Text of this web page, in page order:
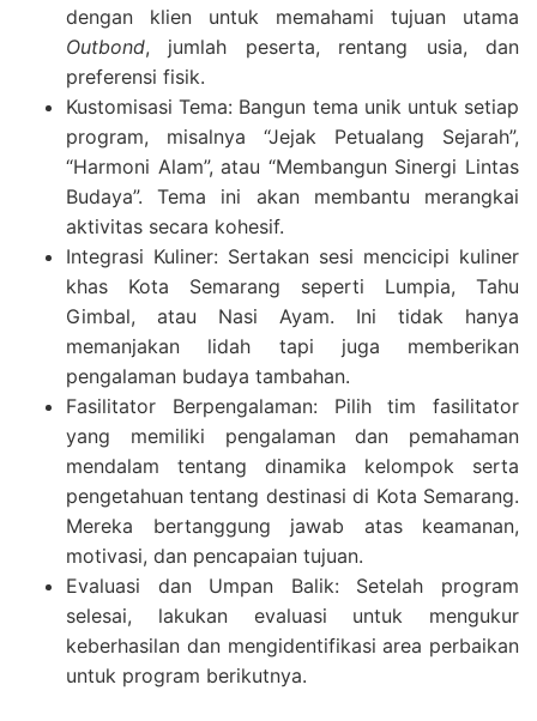
dengan klien untuk memahami tujuan utama
Outbond, jumlah peserta, rentang usia, dan
preferensi fisik.
Kustomisasi Tema: Bangun tema unik untuk setiap
program, misalnya “Jejak Petualang Sejarah”,
“Harmoni Alam”, atau “Membangun Sinergi Lintas
Budaya”. Tema ini akan membantu merangkai
aktivitas secara kohesif.
Integrasi Kuliner: Sertakan sesi mencicipi kuliner
khas Kota Semarang seperti Lumpia, Tahu
Gimbal, atau Nasi Ayam. Ini tidak hanya
memanjakan lidah tapi juga memberikan
pengalaman budaya tambahan.
Fasilitator Berpengalaman: Pilih tim fasilitator
yang memiliki pengalaman dan pemahaman
mendalam tentang dinamika kelompok serta
pengetahuan tentang destinasi di Kota Semarang.
Mereka bertanggung jawab atas keamanan,
motivasi, dan pencapaian tujuan.
Evaluasi dan Umpan Balik: Setelah program
selesai, lakukan evaluasi untuk mengukur
keberhasilan dan mengidentifikasi area perbaikan
untuk program berikutnya.